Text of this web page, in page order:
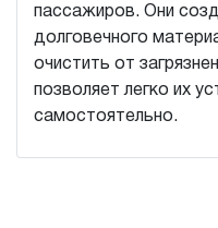
пассажиров. Они
долговечного
очистить от
позволяет легко их
самостоятельно.